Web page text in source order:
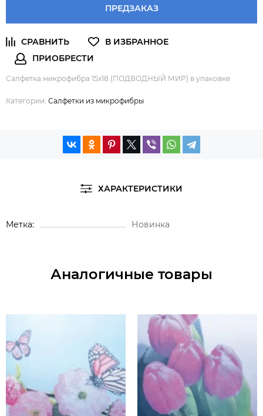
ПРЕДЗАКАЗ
Салфетка микрофибра 15х18 (ПОДВОДНЫЙ МИР) в упаковке
Категории: Салфетки из микрофибры
ХАРАКТЕРИСТИКИ
Метка Новинка
Аналогичные товары